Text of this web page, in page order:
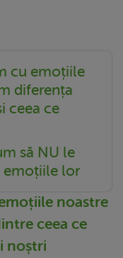
cu emoțiile
diferența
ceea ce
să NU le
emoțiile lor
noastre
ceea ce
noștri